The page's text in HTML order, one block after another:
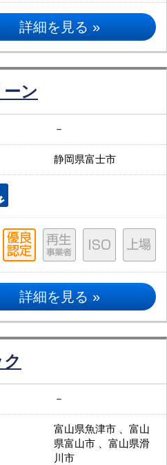
詳細を見る »
ン
－
静岡県富士市
詳細を見る »
－
富山県魚津市 、富山
県富山市 、富山県滑
川市